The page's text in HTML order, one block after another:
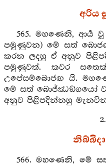
අරිය
565. මහණෙනි, ආර්‍ය
පමුණුවන) මේ සත්
කරන ලදහු ඒ අනුව
පමුණුවත්. කවර
උපේසම්බොජඟ යි.
මේ සත් බොජ්ඣඞ්ගයෝ
අනුව පිළිපදින්නහු
566. මහණෙනි, මේ